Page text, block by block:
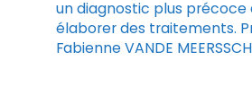
un diagnostic plus
élaborer des traitements.
Fabienne VANDE